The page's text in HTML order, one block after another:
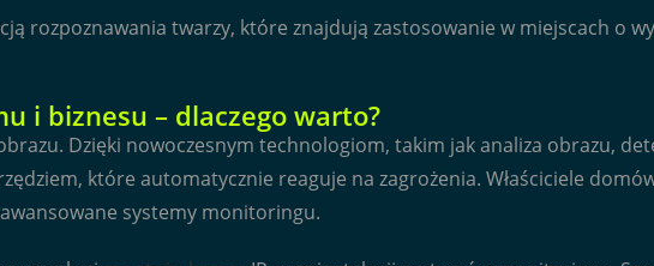
rozpoznawania twarzy, które znajdują zastosowanie w miejscach o
i biznesu – dlaczego warto?
Dzięki nowoczesnym technologiom, takim jak analiza obrazu,
które automatycznie reaguje na zagrożenia. Właściciele
systemy monitoringu.